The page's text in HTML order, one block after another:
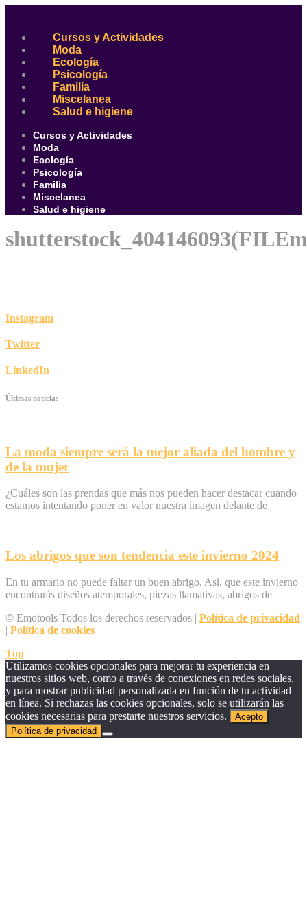
contenido
Cursos y Actividades
Moda
Ecología
Psicología
Familia
Miscelanea
Salud e higiene
Cursos y Actividades
Moda
Ecología
Psicología
Familia
Miscelanea
Salud e higiene
Instagram
Twitter
LinkedIn
Últimas noticias
La moda siempre será la mejor aliada del hombre y
de la mujer
¿Cuáles son las prendas que más nos pueden hacer destacar cuando
estamos intentando poner en valor nuestra imagen delante de
Los abrigos que son tendencia este invierno 2024
En tu armario no puede faltar un buen abrigo. Así, que este invierno
encontrarás diseños atemporales, piezas llamativas, abrigos de
© Emotools Todos los derechos reservados | Política de privacidad
| Política de cookies
Top
Utilizamos cookies opcionales para mejorar tu experiencia en
nuestros sitios web, como a través de conexiones en redes sociales,
y para mostrar publicidad personalizada en función de tu actividad
en línea. Si rechazas las cookies opcionales, solo se utilizarán las
cookies necesarias para prestarte nuestros servicios.
Acepto
Política de privacidad